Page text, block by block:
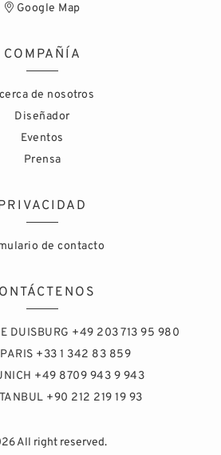
Google Map
COMPAÑÍA
de nosotros
Diseñador
Eventos
Prensa
de contacto
DUISBURG +49 203 713 95 980
PARIS +33 1 342 83 859
+49 8709 943 9 943
+90 212 219 19 93
All right reserved.